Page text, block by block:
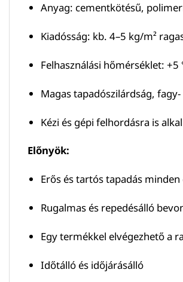
Anyag: cementkötésű,
Kiadósság: kb. 4–5 kg/m²
Felhasználási hőmérséklet: +5
Magas tapadószilárdság, fagy-
Kézi és gépi felhordásra is
Előnyök:
Erős és tartós tapadás
Rugalmas és repedésálló
Egy termékkel elvégezhető a
Időtálló és időjárásálló